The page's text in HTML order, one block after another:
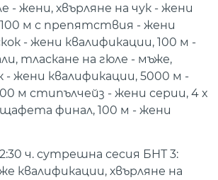
- жени, хвърляне на чук - жени
м с препятствия - жени
- жени квалификации, 100 м -
тласкане на гюле - мъже,
- жени квалификации, 5000 м -
м стипълчейз - жени серии, 4 x
финал, 100 м - жени
ч. сутрешна сесия БНТ 3:
квалификации, хвърляне на